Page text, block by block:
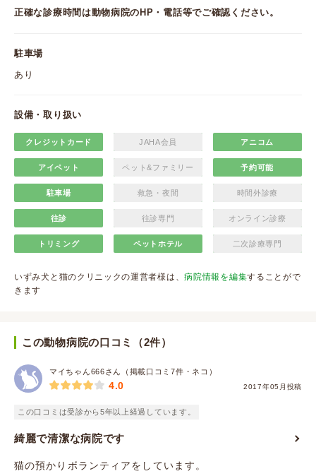
正確な診療時間は動物病院のHP・電話等でご確認ください。
駐車場
あり
設備・取り扱い
クレジットカード JAHA会員 アニコム
アイペット ペット&ファミリー 予約可能
駐車場 救急・夜間 時間外診療
往診 往診専門 オンライン診療
トリミング ペットホテル 二次診療専門
いずみ犬と猫のクリニックの運営者様は、病院情報を編集することがで
きます
この動物病院の口コミ（2件）
マイちゃん666さん（掲載口コミ7件・ネコ）
2017年05月投稿
4.0
この口コミは受診から5年以上経過しています。
綺麗で清潔な病院です
猫の預かりボランティアをしています。